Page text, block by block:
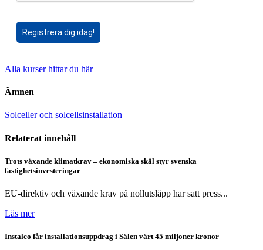
Registrera dig idag!
Alla kurser hittar du här
Ämnen
Solceller och solcellsinstallation
Relaterat innehåll
Trots växande klimatkrav – ekonomiska skäl styr svenska
fastighetsinvesteringar
EU-direktiv och växande krav på nollutsläpp har satt press...
Läs mer
Instalco får installationsuppdrag i Sälen värt 45 miljoner kronor